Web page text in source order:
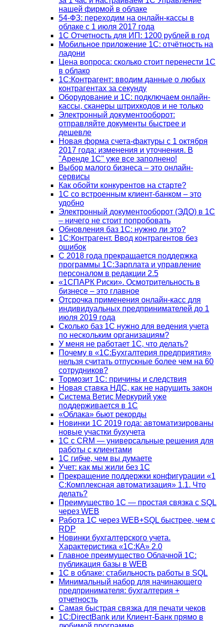
нашей фирмой в облаке
54-ФЗ: переходим на онлайн-кассы в
облаке с 1 июля 2017 года
1С Отчетность для ИП: 1200 рублей в год
Мобильное приложение 1С: отчётность на
ладони
Цена вопроса: сколько стоит перенести 1С
в облако
1С:Контрагент: вводим данные о любых
контрагентах за секунду
Оборудование и 1С: подключаем онлайн-
кассы, сканеры штрихкодов и не только
Электронный документооборот:
отправляйте документы быстрее и
дешевле
Новая форма счета-фактуры с 1 октября
2017 года: изменения и уточнения. В
"Аренде 1С" уже все заполнено!
Выбор малого бизнеса – это онлайн-
сервисы
Как обойти конкурентов на старте?
1C со встроенным клиент-банком – это
удобно
Электронный документооборот (ЭДО) в 1С
– ничего не стоит попробовать
Обновления баз 1С: нужно ли это?
1С:Контрагент. Ввод контрагентов без
ошибок
С 2018 года прекращается поддержка
программы 1С:Зарплата и управление
персоналом в редакции 2.5
«1СПАРК Риски». Осмотрительность в
бизнесе – это главное
Отсрочка применения онлайн-касс для
индивидуальных предпринимателей до 1
июля 2019 года
Сколько баз 1C нужно для ведения учета
по нескольким организациям?
У меня не работает 1С, что делать?
Почему в «1С:Бухгалтерия предприятия»
нельзя считать отпускные более чем на 60
сотрудников?
Тормозит 1C: причины и следствия
Новая ставка НДС, как не нарушить закон
Система Ветис Меркурий уже
поддерживается в 1С
«Облака» бьют рекорды
Новинки 1С 2019 года: автоматизированы
новые участки бухучета
1С с CRM — универсальные решения для
работы с клиентами
1С гибче, чем вы думаете
Учет: как мы жили без 1С
Прекращение поддержки конфигурации «1
С:Комплексная автоматизация» 1.1. Что
делать?
Преимущество 1С — простая связка с SQL
через WEB
Работа 1С через WEB+SQL быстрее, чем с
RDP
Новинки бухгалтерского учета.
Характеристика «1С:КА» 2.0
Главное преимущество Облачной 1С:
публикация базы в WEB
1С в облаке: стабильность работы в SQL
Минимальный набор для начинающего
предпринимателя: бухгалтерия +
отчетность
Самая быстрая связка для печати чеков
1С:DirectBank или Клиент-Банк прямо в